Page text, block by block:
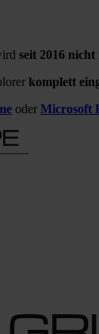
seit 2016 nicht
komplett
oder Microsoft